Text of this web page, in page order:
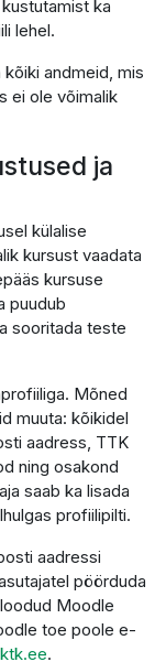
ka
lehel.
andmeid, mis
ei ole võimalik
ja
külalise
kursust vaadata
kursuse
puudub
sooritada teste
Mõned
muuta: kõikidel
aadress, TTK
ning osakond
saab ka lisada
profiilipilti.
aadressi
pöörduda
Moodle
toe poole e-
.